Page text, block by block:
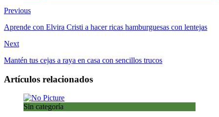
Previous
Aprende con Elvira Cristi a hacer ricas hamburguesas con lentejas
Next
Mantén tus cejas a raya en casa con sencillos trucos
Artículos relacionados
Sin categoría